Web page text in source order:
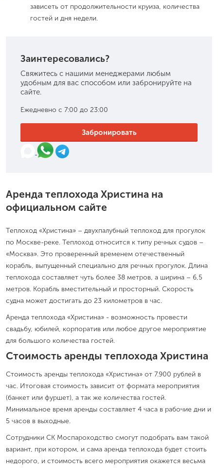
зависеть от продолжительности круиза, количества
гостей и дня недели.
Заинтересовались?
Свяжитесь с нашими менеджерами любым
удобным для вас способом или забронируйте на
сайте.
Ежедневно с 7:00 до 23:00
Забронировать
Аренда теплохода Христина на
официальном сайте
Теплоход «Христина» – двухпалубный теплоход для прогулок
по Москве-реке. Теплоход относится к типу речных судов –
«Москва». Это проверенный временем отечественный
корабль, выпущенный специально для речных прогулок. Длина
теплохода составляет чуть более 38 метров, а ширина – 6,5
метров. Корабль вместительный и просторный. Скорость
судна может достигать до 23 километров в час.
Аренда теплохода «Христина» - возможность провести
свадьбу, юбилей, корпоратив или любое другое мероприятие
для большого количества гостей.
Стоимость аренды теплохода Христина
Стоимость аренды теплохода «Христина» от 7.900 рублей в
час. Итоговая стоимость зависит от формата мероприятия
(банкет или фуршет), а так же количества гостей.
Минимальное время аренды составляет 4 часа в рабочие дни и
5 часов в выходные.
Сотрудники СК Моспароходство смогут подобрать вам такой
вариант, при котором, и сама аренда теплохода будет стоить
недорого, и стоимость всего мероприятия окажется весьма